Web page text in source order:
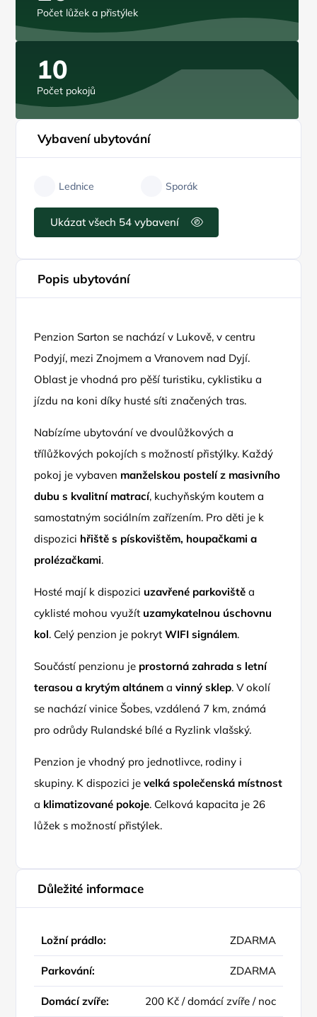
Počet lůžek a přistýlek
10
Počet pokojů
Vybavení ubytování
Lednice Sporák
Ukázat všech 54 vybavení
Popis ubytování
Penzion Sarton se nachází v Lukově, v centru
Podyjí, mezi Znojmem a Vranovem nad Dyjí.
Oblast je vhodná pro pěší turistiku, cyklistiku a
jízdu na koni díky husté síti značených tras.
Nabízíme ubytování ve dvoulůžkových a
třílůžkových pokojích s možností přistýlky. Každý
pokoj je vybaven manželskou postelí z masivního
dubu s kvalitní matrací, kuchyňským koutem a
samostatným sociálním zařízením. Pro děti je k
dispozici hřiště s pískovištěm, houpačkami a
prolézačkami.
Hosté mají k dispozici uzavřené parkoviště a
cyklisté mohou využít uzamykatelnou úschovnu
kol. Celý penzion je pokrytWIFI signálem.
Součástí penzionu je prostorná zahrada s letní
terasou a krytým altánem avinný sklep. V okolí
se nachází vinice Šobes, vzdálená 7 km, známá
pro odrůdy Rulandské bílé a Ryzlink vlašský.
Penzion je vhodný pro jednotlivce, rodiny i
skupiny. K dispozici jevelká společenská místnost
a klimatizované pokoje. Celková kapacita je 26
lůžek s možností přistýlek.
Důležité informace
Ložní prádlo: ZDARMA
Parkování: ZDARMA
Domácí zvíře: 200 Kč / domácí zvíře / noc